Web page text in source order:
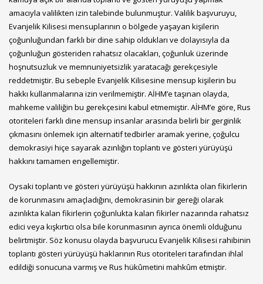
amacıyla valilikten izin talebinde bulunmuştur. Valilik başvuruyu,
Evanjelik Kilisesi mensuplarının o bölgede yaşayan kişilerin
çoğunluğundan farklı bir dine sahip oldukları ve dolayısıyla da
çoğunluğun gösteriden rahatsız olacakları, çoğunluk üzerinde
hoşnutsuzluk ve memnuniyetsizlik yaratacağı gerekçesiyle
reddetmiştir. Bu sebeple Evanjelik Kilisesine mensup kişilerin bu
hakkı kullanmalarına izin verilmemiştir. AİHM’e taşınan olayda,
mahkeme valiliğin bu gerekçesini kabul etmemiştir. AİHM’e göre, Rus
otoriteleri farklı dine mensup insanlar arasında belirli bir gerginlik
çıkmasını önlemek için alternatif tedbirler aramak yerine, çoğulcu
demokrasiyi hiçe sayarak azınlığın toplantı ve gösteri yürüyüşü
hakkını tamamen engellemiştir.
Oysaki toplantı ve gösteri yürüyüşü hakkının azınlıkta olan fikirlerin
de korunmasını amaçladığını, demokrasinin bir gereği olarak
azınlıkta kalan fikirlerin çoğunlukta kalan fikirler nazarında rahatsız
edici veya kışkırtıcı olsa bile korunmasının ayrıca önemli olduğunu
belirtmiştir. Söz konusu olayda başvurucu Evanjelik Kilisesi rahibinin
toplantı gösteri yürüyüşü haklarının Rus otoriteleri tarafından ihlal
edildiği sonucuna varmış ve Rus hükûmetini mahkûm etmiştir.